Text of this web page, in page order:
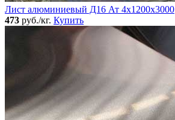
Лист алюминиевый Д16 Ат 4х1200х3000
473 руб./кг. Купить